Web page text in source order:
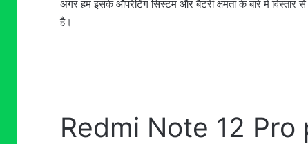
अगर हम इसके ऑपरेटिंग सिस्टम और बैटरी क्षमता के बारे में
है।
Redmi Note 12 Pro